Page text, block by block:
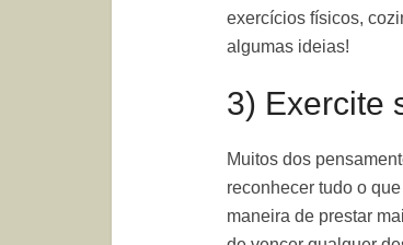
exercícios físicos,
algumas ideias!
3) Exercite
Muitos dos
reconhecer tudo o
maneira de prestar